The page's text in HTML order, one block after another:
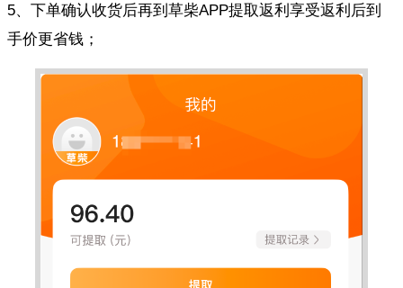
5、下单确认收货后再到草柴APP提取返利享受返利后到
手价更省钱；